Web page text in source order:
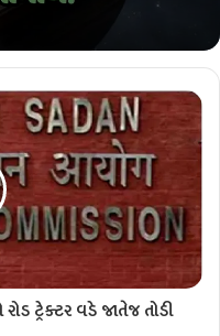
ટ્રેક્ટર વડે જાતેજ તોડી